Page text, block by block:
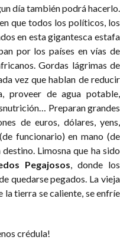
día también podrá hacerlo.
que todos los políticos, los
en esta gigantesca estafa
por los países en vías de
Gordas lágrimas de
vez que hablan de reducir
proveer de agua potable,
Preparan grandes
de euros, dólares, yens,
funcionario) en mano (de
Limosna que ha sido
Pegajosos, donde los
quedarse pegados. La vieja
la tierra se caliente, se enfríe
crédula!